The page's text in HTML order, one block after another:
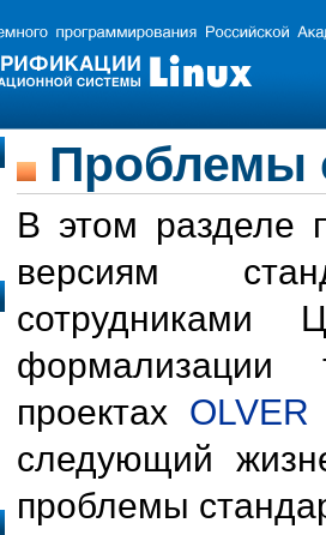
Проблемы
В этом разделе
версиям
формализации
проектах OLVER
следующий
проблемы